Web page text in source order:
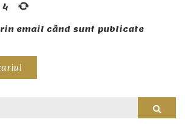
4
email când sunt publicate